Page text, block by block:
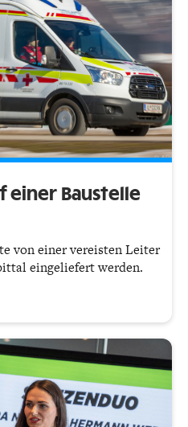
einer Baustelle
von einer vereisten Leiter
eingeliefert werden.